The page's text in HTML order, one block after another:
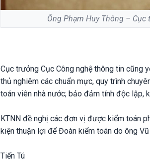
Ông Phạm Huy Thông –
Cục trưởng Cục Công nghệ thông tin cũng
thủ nghiêm các chuẩn mực, quy trình
toán viên nhà nước; bảo đảm tính độc lập,
KTNN đề nghị các đơn vị được kiểm toán
kiện thuận lợi để Đoàn kiểm toán do ông
Tiến Tú